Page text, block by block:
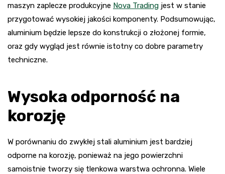
maszyn zaplecze produkcyjne Nova Trading jest w stanie
przygotować wysokiej jakości komponenty. Podsumowując,
aluminium będzie lepsze do konstrukcji o złożonej formie,
oraz gdy wygląd jest równie istotny co dobre parametry
techniczne.
Wysoka odporność na
korozję
W porównaniu do zwykłej stali aluminium jest bardziej
odporne na korozję, ponieważ na jego powierzchni
samoistnie tworzy się tlenkowa warstwa ochronna. Wiele